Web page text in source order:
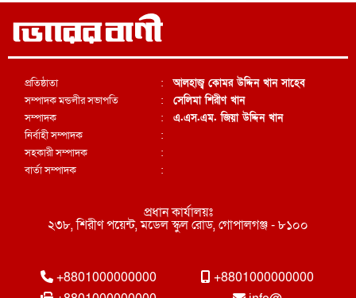
প্রতিষ্ঠাতা
সম্পাদক মন্ডলীর সভাপতি
সম্পাদক
নির্বাহী সম্পাদক
সহকারী সম্পাদক
বার্তা সম্পাদক
:
:
:
:
:
:
আলহাজ্ব কোমর উদ্দিন খান সাহেব
সেলিমা শিরীণ খান
এ.এস.এম. জিয়া উদ্দিন খান
প্রধান কার্যালয়ঃ
২৩৮, শিরীণ পয়েন্ট, মডেল স্কুল রোড, গোপালগঞ্জ - ৮১০০
+8801000000000
+8801000000000